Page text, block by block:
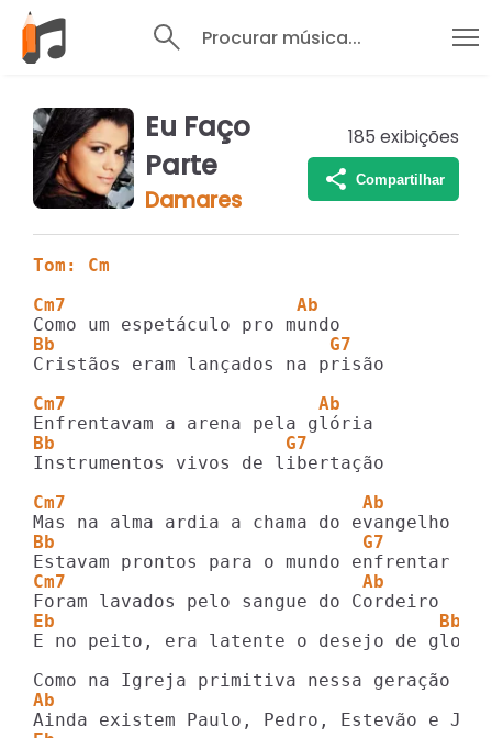
Procurar música...
Eu Faço
Parte
Damares
185 exibições
Compartilhar
Tom: Cm
Cm7                     Ab
Bb                         G7
Cristãos eram lançados na prisão
Cm7                       Ab
Bb                     G7
Instrumentos vivos de libertação
Cm7                           Ab
Bb                            G7
Cm7                           Ab
Eb                                   Bb
E no peito, era latente o desejo de
Ab